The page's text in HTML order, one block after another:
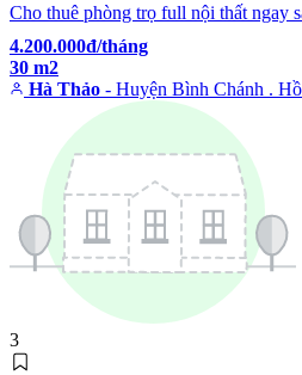
Cho thuê phòng trọ full nội thất ngay
4.200.000đ/tháng
30 m2
Hà Thảo - Huyện Bình Chánh .
3